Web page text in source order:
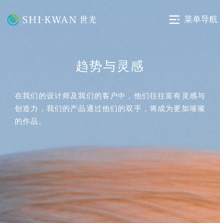
菜单导航
趋势与灵感
在我们的设计师及我们的客户中，他们往往富有灵感与
创造力，我们的产品通过他们的双手，将成为更加璀璨
的作品。